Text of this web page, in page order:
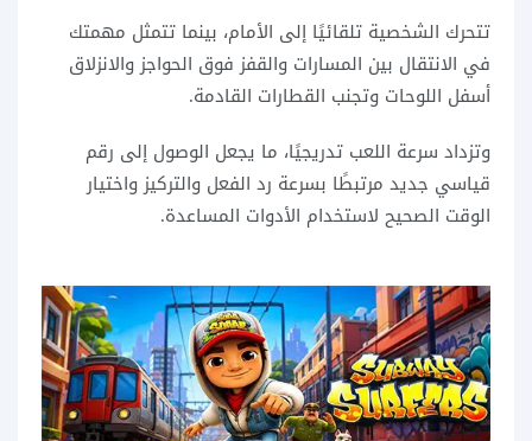
تتحرك الشخصية تلقائيًا إلى الأمام، بينما تتمثل مهمتك
في الانتقال بين المسارات والقفز فوق الحواجز والانزلاق
أسفل اللوحات وتجنب القطارات القادمة.
وتزداد سرعة اللعب تدريجيًا، ما يجعل الوصول إلى رقم
قياسي جديد مرتبطًا بسرعة رد الفعل والتركيز واختيار
الوقت الصحيح لاستخدام الأدوات المساعدة.